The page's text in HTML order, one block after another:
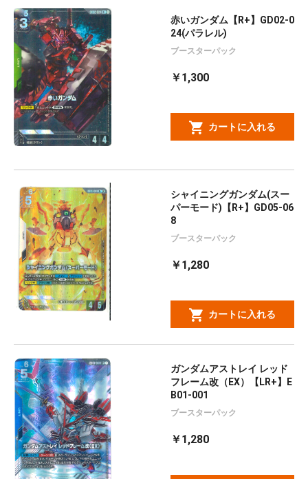
赤いガンダム【R+】GD02-0
24(パラレル)
ブースターパック
￥1,300
カートに入れる
シャイニングガンダム(スー
パーモード)【R+】GD05-06
8
ブースターパック
￥1,280
カートに入れる
ガンダムアストレイ レッド
フレーム改（EX）【LR+】E
B01-001
ブースターパック
￥1,280